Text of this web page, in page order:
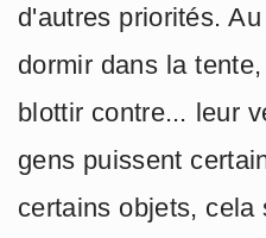
d'autres priorités.
dormir dans la
blottir contre... leur
gens puissent
certains objets, cela